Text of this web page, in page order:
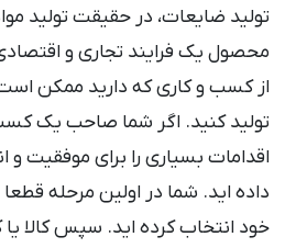
تولید ضایعات، در حقیقت تولید
محصول یک فرایند تجاری و
از کسب و کاری که دارید ممکن
تولید کنید. اگر شما صاحب یک
اقدامات بسیاری را برای موفقیت و
داده اید. شما در اولین مرحله
خود انتخاب کرده اید. سپس کالا یا